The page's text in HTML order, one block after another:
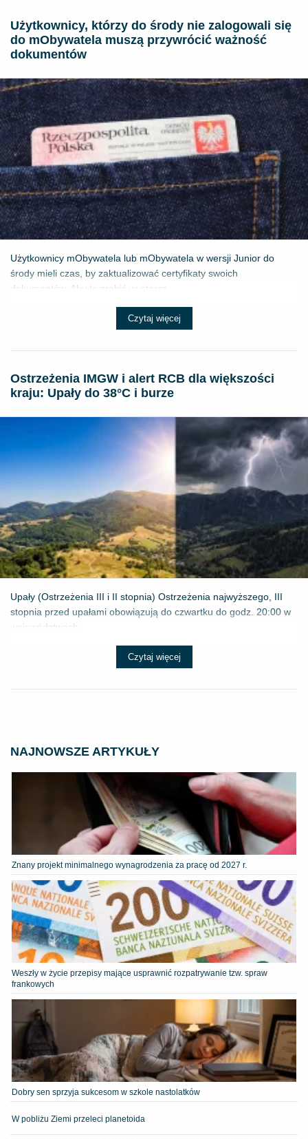
Użytkownicy, którzy do środy nie zalogowali się
do mObywatela muszą przywrócić ważność
dokumentów
Użytkownicy mObywatela lub mObywatela w wersji Junior do
środy mieli czas, by zaktualizować certyfikaty swoich
dokumentów. Aby to zrobić wystarcz...
Czytaj więcej
Ostrzeżenia IMGW i alert RCB dla większości
kraju: Upały do 38°C i burze
Upały (Ostrzeżenia III i II stopnia) Ostrzeżenia najwyższego, III
stopnia przed upałami obowiązują do czwartku do godz. 20:00 w
województwach...
Czytaj więcej
NAJNOWSZE ARTYKUŁY
Znany projekt minimalnego wynagrodzenia za pracę od 2027 r.
Weszły w życie przepisy mające usprawnić rozpatrywanie tzw. spraw
frankowych
Dobry sen sprzyja sukcesom w szkole nastolatków
W pobliżu Ziemi przeleci planetoida